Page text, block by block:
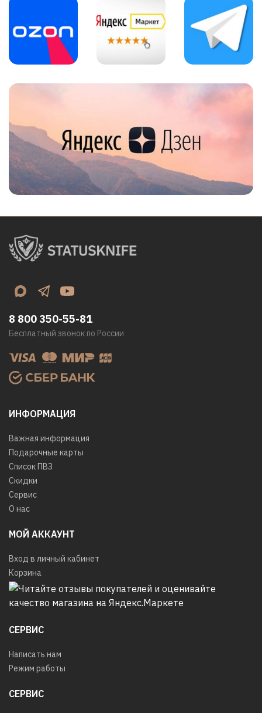
ИНФОРМАЦИЯ
Важная информация
Подарочные карты
Список ПВЗ
Скидки
Сервис
О нас
МОЙ АККАУНТ
Вход в личный кабинет
Корзина
СЕРВИС
Написать нам
Режим работы
СЕРВИС
8 800 350-55-81
Бесплатный звонок по России